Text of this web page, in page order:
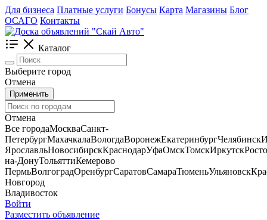
Для бизнеса Платные услуги Бонусы Карта Магазины Блог
ОСАГО Контакты
Каталог
Выберите город
Отмена
Применить
Отмена
Все городаМоскваСанкт-
ПетербургМахачкалаВологдаВоронежЕкатеринбургЧелябинск
ЯрославльНовосибирскКраснодарУфаОмскТомскИркутск
на-ДонуТольяттиКемерово
ПермьВолгоградОренбургСаратовСамараТюменьУльяновск
Новгород
Владивосток
Войти
Разместить объявление